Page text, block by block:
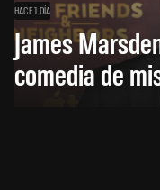
HACE 1 DÍA
James
comedia de